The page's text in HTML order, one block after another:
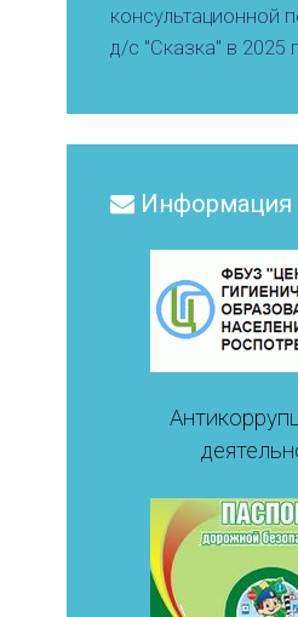
консультационной
д/с "Сказка" в 2025
Информация